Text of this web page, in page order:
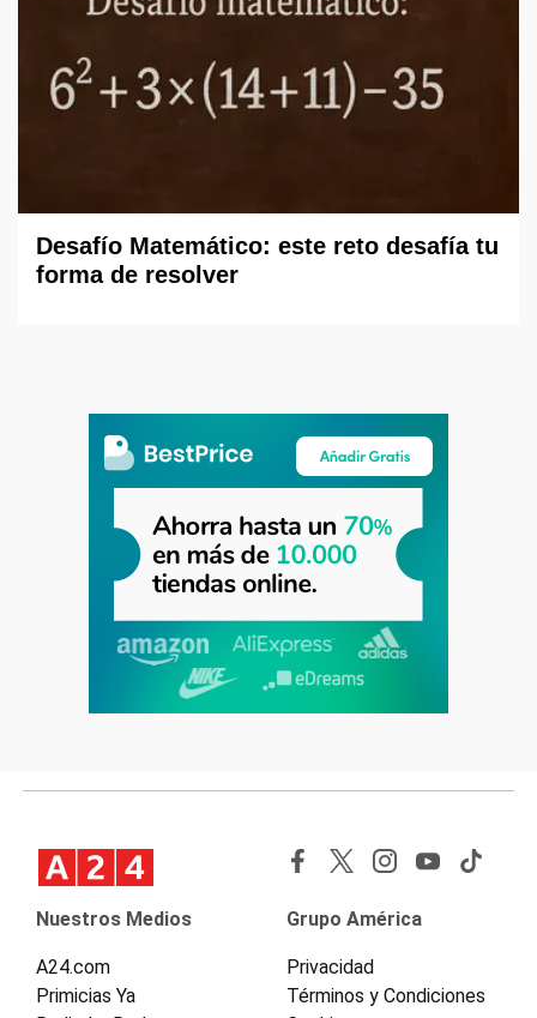
Desafío Matemático: este reto desafía tu
forma de resolver
Nuestros Medios
A24.com
Primicias Ya
Grupo América
Privacidad
Términos y Condiciones